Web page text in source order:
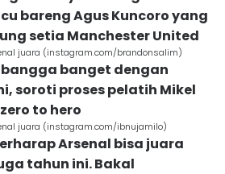
bareng Agus Kuncoro yang
setia Manchester United
juara (instagram.com/brandonsalim)
banget dengan
soroti proses pelatih Mikel
to hero
juara (instagram.com/ibnujamilo)
Arsenal bisa juara
tahun ini. Bakal